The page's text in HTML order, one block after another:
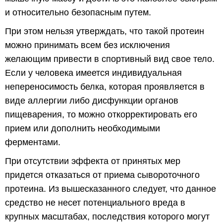
и относительно безопасным путем.
При этом нельзя утверждать, что такой протеин
можно принимать всем без исключения
желающим привести в спортивный вид свое тело.
Если у человека имеется индивидуальная
непереносимость белка, которая проявляется в
виде аллергии либо дисфункции органов
пищеварения, то можно откорректировать его
прием или дополнить необходимыми
ферментами.
При отсутствии эффекта от принятых мер
придется отказаться от приема сывороточного
протеина. Из вышесказанного следует, что данное
средство не несет потенциального вреда в
крупных масштабах, последствия которого могут